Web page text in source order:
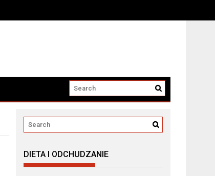
DIETA I ODCHUDZANIE